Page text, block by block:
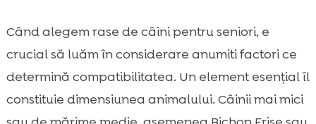
Când alegem rase de câini pentru seniori, e
crucial să luăm în considerare anumiti factori ce
determină compatibilitatea. Un element esenţial îl
constituie dimensiunea animalului. Câinii mai mici